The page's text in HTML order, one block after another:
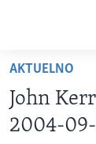
glavni
sadržaj
Pređi
na
TV PROGRAM
AKTUELNO
John
2004-